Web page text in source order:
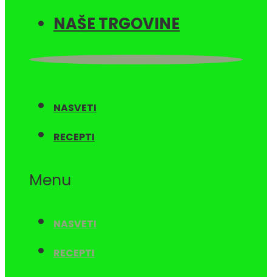
NAŠE TRGOVINE
NASVETI
RECEPTI
Menu
NASVETI
RECEPTI